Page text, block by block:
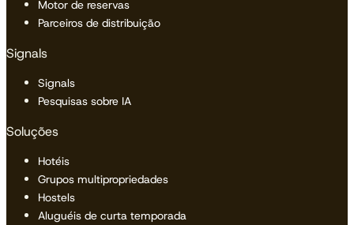
Motor de reservas
Parceiros de distribuição
Signals
Signals
Pesquisas sobre IA
Soluções
Hotéis
Grupos multipropriedades
Hostels
Aluguéis de curta temporada